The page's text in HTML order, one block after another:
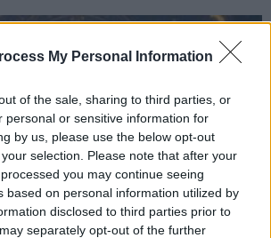
My Personal Information
of the sale, sharing to third parties, or
personal or sensitive information for
by us, please use the below opt-out
selection. Please note that after your
you may continue seeing
based on personal information utilized by
disclosed to third parties prior to
separately opt-out of the further